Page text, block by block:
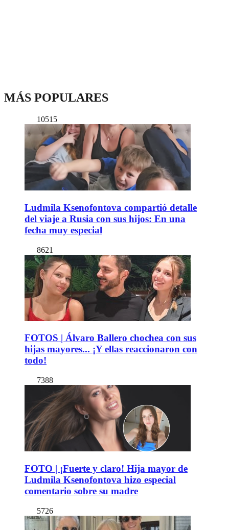
MÁS POPULARES
10515
Ludmila Ksenofontova compartió detalle
del viaje a Rusia con sus hijos: En una
fecha muy especial
8621
FOTOS | Álvaro Ballero chochea con sus
hijas mayores... ¡Y ellas reaccionaron con
todo!
7388
FOTO | ¡Fuerte y claro! Hija mayor de
Ludmila Ksenofontova hizo especial
comentario sobre su madre
5726